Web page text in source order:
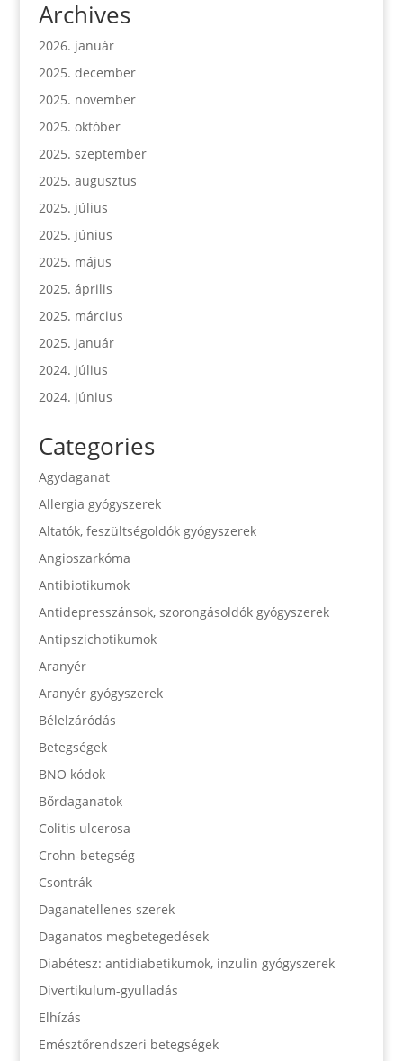
Archives
2026. január
2025. december
2025. november
2025. október
2025. szeptember
2025. augusztus
2025. július
2025. június
2025. május
2025. április
2025. március
2025. január
2024. július
2024. június
Categories
Agydaganat
Allergia gyógyszerek
Altatók, feszültségoldók gyógyszerek
Angioszarkóma
Antibiotikumok
Antidepresszánsok, szorongásoldók gyógyszerek
Antipszichotikumok
Aranyér
Aranyér gyógyszerek
Bélelzáródás
Betegségek
BNO kódok
Bőrdaganatok
Colitis ulcerosa
Crohn-betegség
Csontrák
Daganatellenes szerek
Daganatos megbetegedések
Diabétesz: antidiabetikumok, inzulin gyógyszerek
Divertikulum-gyulladás
Elhízás
Emésztőrendszeri betegségek